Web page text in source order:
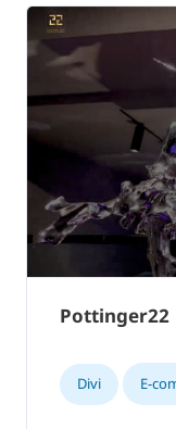
Pottinger22
Divi E-